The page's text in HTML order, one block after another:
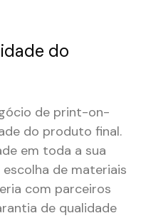
do
de print-on-
do produto final.
em toda a sua
de materiais
com parceiros
de qualidade